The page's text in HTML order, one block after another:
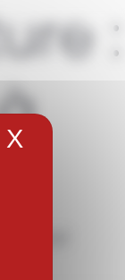
X
:
pour